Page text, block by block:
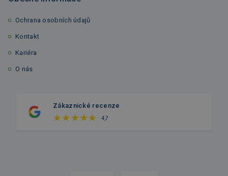
Ochrana osobních údajů
Kontakt
Kariéra
O nás
Zákaznické recenze
4,7